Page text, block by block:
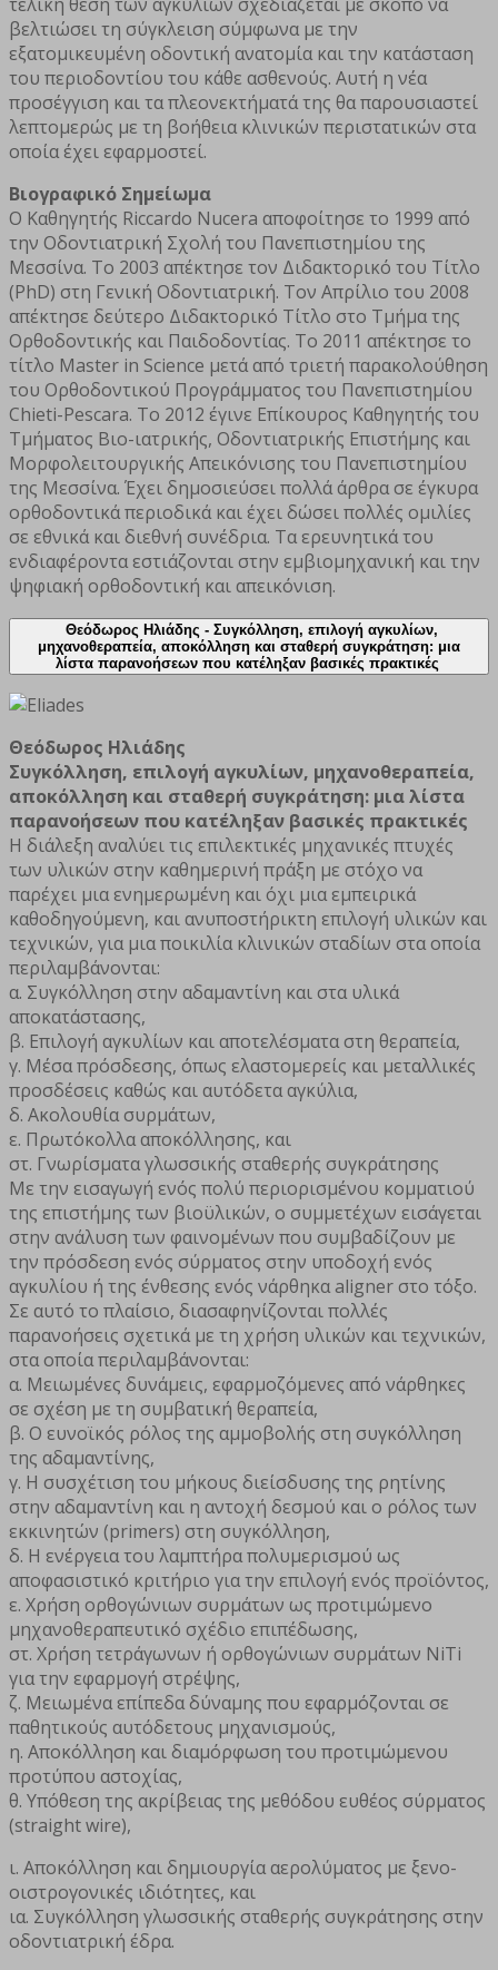
τελική θέση των αγκυλίων σχεδιάζεται με σκοπό να
βελτιώσει τη σύγκλειση σύμφωνα με την
εξατομικευμένη οδοντική ανατομία και την κατάσταση
του περιοδοντίου του κάθε ασθενούς. Αυτή η νέα
προσέγγιση και τα πλεονεκτήματά της θα παρουσιαστεί
λεπτομερώς με τη βοήθεια κλινικών περιστατικών στα
οποία έχει εφαρμοστεί.
Βιογραφικό Σημείωμα
Ο Καθηγητής Riccardo Nucera αποφοίτησε το 1999 από
την Οδοντιατρική Σχολή του Πανεπιστημίου της
Μεσσίνα. Το 2003 απέκτησε τον Διδακτορικό του Τίτλο
(PhD) στη Γενική Οδοντιατρική. Τον Απρίλιο του 2008
απέκτησε δεύτερο Διδακτορικό Τίτλο στο Τμήμα της
Ορθοδοντικής και Παιδοδοντίας. Το 2011 απέκτησε το
τίτλο Master in Science μετά από τριετή παρακολούθηση
του Ορθοδοντικού Προγράμματος του Πανεπιστημίου
Chieti-Pescara. Το 2012 έγινε Επίκουρος Καθηγητής του
Τμήματος Βιο-ιατρικής, Οδοντιατρικής Επιστήμης και
Μορφολειτουργικής Απεικόνισης του Πανεπιστημίου
της Μεσσίνα. Έχει δημοσιεύσει πολλά άρθρα σε έγκυρα
ορθοδοντικά περιοδικά και έχει δώσει πολλές ομιλίες
σε εθνικά και διεθνή συνέδρια. Τα ερευνητικά του
ενδιαφέροντα εστιάζονται στην εμβιομηχανική και την
ψηφιακή ορθοδοντική και απεικόνιση.
Θεόδωρος Ηλιάδης - Συγκόλληση, επιλογή αγκυλίων,
μηχανοθεραπεία, αποκόλληση και σταθερή συγκράτηση: μια
λίστα παρανοήσεων που κατέληξαν βασικές πρακτικές
Θεόδωρος Ηλιάδης
Συγκόλληση, επιλογή αγκυλίων, μηχανοθεραπεία,
αποκόλληση και σταθερή συγκράτηση: μια λίστα
παρανοήσεων που κατέληξαν βασικές πρακτικές
Η διάλεξη αναλύει τις επιλεκτικές μηχανικές πτυχές
των υλικών στην καθημερινή πράξη με στόχο να
παρέχει μια ενημερωμένη και όχι μια εμπειρικά
καθοδηγούμενη, και ανυποστήρικτη επιλογή υλικών και
τεχνικών, για μια ποικιλία κλινικών σταδίων στα οποία
περιλαμβάνονται:
α. Συγκόλληση στην αδαμαντίνη και στα υλικά
αποκατάστασης,
β. Επιλογή αγκυλίων και αποτελέσματα στη θεραπεία,
γ. Μέσα πρόσδεσης, όπως ελαστομερείς και μεταλλικές
προσδέσεις καθώς και αυτόδετα αγκύλια,
δ. Ακολουθία συρμάτων,
ε. Πρωτόκολλα αποκόλλησης, και
στ. Γνωρίσματα γλωσσικής σταθερής συγκράτησης
Με την εισαγωγή ενός πολύ περιορισμένου κομματιού
της επιστήμης των βιοϋλικών, ο συμμετέχων εισάγεται
στην ανάλυση των φαινομένων που συμβαδίζουν με
την πρόσδεση ενός σύρματος στην υποδοχή ενός
αγκυλίου ή της ένθεσης ενός νάρθηκα aligner στο τόξο.
Σε αυτό το πλαίσιο, διασαφηνίζονται πολλές
παρανοήσεις σχετικά με τη χρήση υλικών και τεχνικών,
στα οποία περιλαμβάνονται:
α. Μειωμένες δυνάμεις, εφαρμοζόμενες από νάρθηκες
σε σχέση με τη συμβατική θεραπεία,
β. Ο ευνοϊκός ρόλος της αμμοβολής στη συγκόλληση
της αδαμαντίνης,
γ. Η συσχέτιση του μήκους διείσδυσης της ρητίνης
στην αδαμαντίνη και η αντοχή δεσμού και ο ρόλος των
εκκινητών (primers) στη συγκόλληση,
δ. Η ενέργεια του λαμπτήρα πολυμερισμού ως
αποφασιστικό κριτήριο για την επιλογή ενός προϊόντος,
ε. Χρήση ορθογώνιων συρμάτων ως προτιμώμενο
μηχανοθεραπευτικό σχέδιο επιπέδωσης,
στ. Χρήση τετράγωνων ή ορθογώνιων συρμάτων NiTi
για την εφαρμογή στρέψης,
ζ. Μειωμένα επίπεδα δύναμης που εφαρμόζονται σε
παθητικούς αυτόδετους μηχανισμούς,
η. Αποκόλληση και διαμόρφωση του προτιμώμενου
προτύπου αστοχίας,
θ. Υπόθεση της ακρίβειας της μεθόδου ευθέος σύρματος
(straight wire),
ι. Αποκόλληση και δημιουργία αερολύματος με ξενο-
οιστρογονικές ιδιότητες, και
ια. Συγκόλληση γλωσσικής σταθερής συγκράτησης στην
οδοντιατρική έδρα.